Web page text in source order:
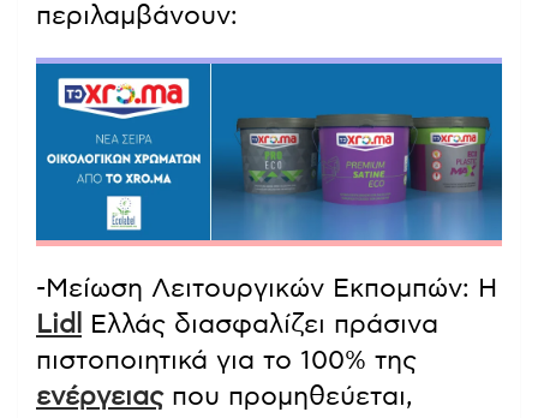
περιλαμβάνουν:
-Μείωση Λειτουργικών Εκπομπών: Η
Lidl
Ελλάς διασφαλίζει πράσινα
πιστοποιητικά για το 100% της
ενέργειαςπου προμηθεύεται,